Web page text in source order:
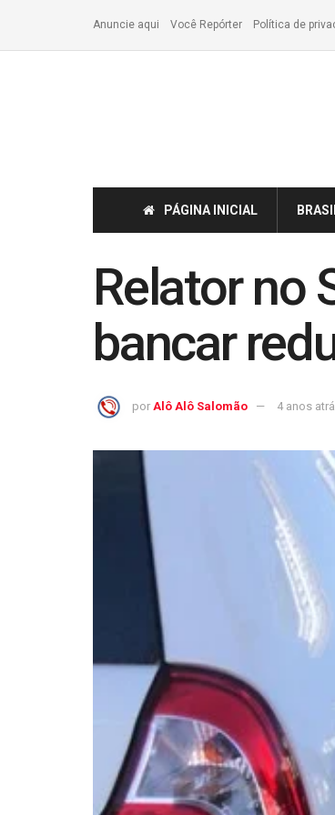
Anuncie aqui Você Repórter Política de
PÁGINA INICIAL
Relator no
bancar
por Alô Alô Salomão 4 anos